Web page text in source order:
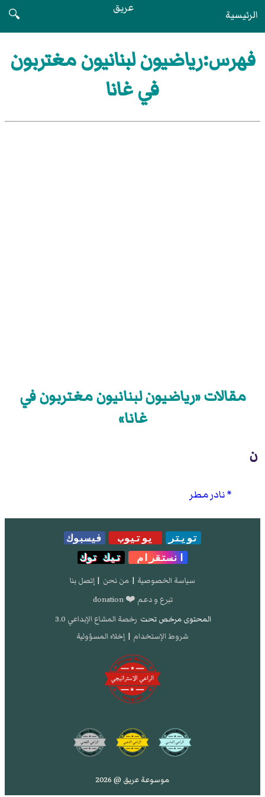
الرئيسية عريق
🔍
فهرس:رياضيون لبنانيون مغتربون
في غانا
مقالات «رياضيون لبنانيون مغتربون في
غانا»
ن
نادر مطر
تويتر يوتيوب
فيسبوك
انستقرام
تيك توك
سياسة الخصوصية | من نحن | إتصل بنا
تبرع و دعم ❤️ donation
المحتوى مرخص تحت رخصة المشاع الإبداعي 3.0
شروط الإستخدام | إخلاء المسؤولية
موسوعة عريق @ 2026